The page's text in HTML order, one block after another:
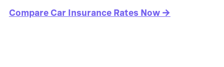
Compare Car Insurance Rates Now →